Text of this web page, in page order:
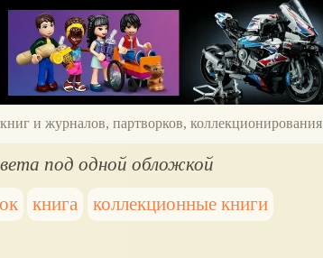
и журналов, партворков, коллекционирования
под одной обложкой
книга коллекционные книги